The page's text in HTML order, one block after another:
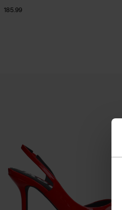
185.99